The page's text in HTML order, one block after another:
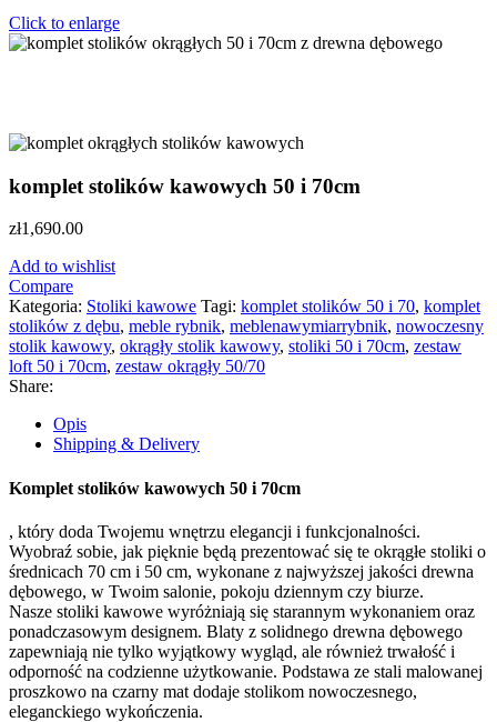
Click to enlarge
komplet stolików kawowych 50 i 70cm
zł1,690.00
Add to wishlist
Compare
Kategoria: Stoliki kawowe Tagi: komplet stolików 50 i 70, komplet
stolików z dębu, meble rybnik, meblenawymiarrybnik, nowoczesny
stolik kawowy, okrągły stolik kawowy, stoliki 50 i 70cm, zestaw
loft 50 i 70cm, zestaw okrągły 50/70
Share:
Opis
Shipping & Delivery
Komplet stolików kawowych 50 i 70cm
, który doda Twojemu wnętrzu elegancji i funkcjonalności.
Wyobraź sobie, jak pięknie będą prezentować się te okrągłe stoliki o
średnicach 70 cm i 50 cm, wykonane z najwyższej jakości drewna
dębowego, w Twoim salonie, pokoju dziennym czy biurze.
Nasze stoliki kawowe wyróżniają się starannym wykonaniem oraz
ponadczasowym designem. Blaty z solidnego drewna dębowego
zapewniają nie tylko wyjątkowy wygląd, ale również trwałość i
odporność na codzienne użytkowanie. Podstawa ze stali malowanej
proszkowo na czarny mat dodaje stolikom nowoczesnego,
eleganckiego wykończenia.